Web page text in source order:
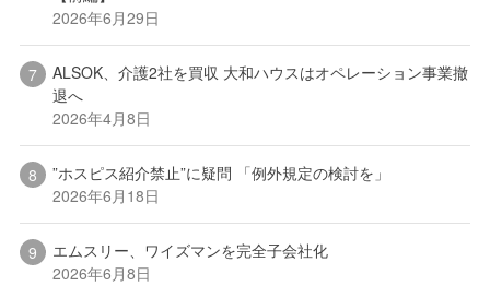
2026年6月29日
ALSOK、介護2社を買収 大和ハウスはオペレーション事業撤
退へ
2026年4月8日
”ホスピス紹介禁止”に疑問 「例外規定の検討を」
2026年6月18日
エムスリー、ワイズマンを完全子会社化
2026年6月8日